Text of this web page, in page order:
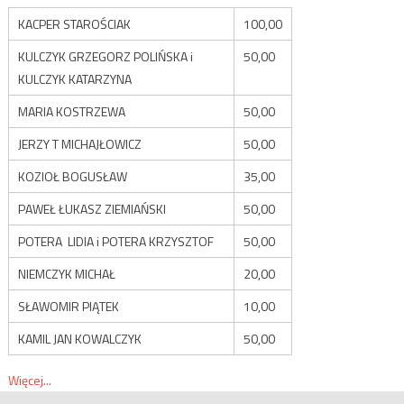
KACPER STAROŚCIAK
100,00
KULCZYK GRZEGORZ POLIŃSKA i
KULCZYK KATARZYNA
50,00
MARIA KOSTRZEWA
50,00
JERZY T MICHAJŁOWICZ
50,00
KOZIOŁ BOGUSŁAW
35,00
PAWEŁ ŁUKASZ ZIEMIAŃSKI
50,00
POTERA LIDIA i POTERA KRZYSZTOF
50,00
NIEMCZYK MICHAŁ
20,00
SŁAWOMIR PIĄTEK
10,00
KAMIL JAN KOWALCZYK
50,00
Więcej...